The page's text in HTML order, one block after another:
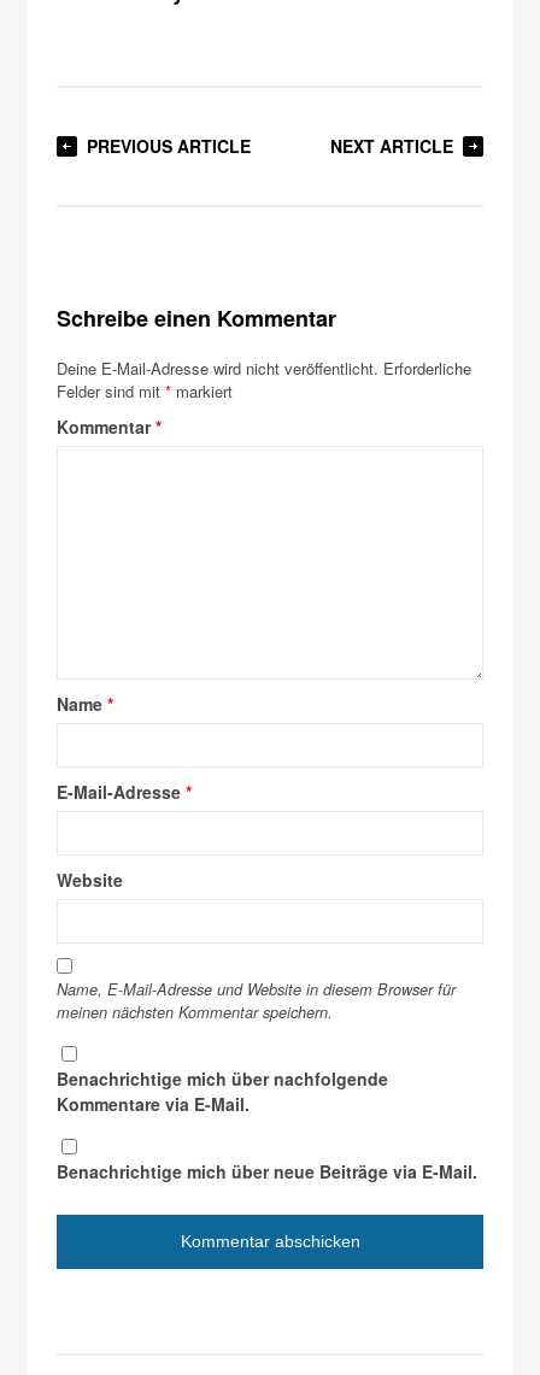
PREVIOUS ARTICLE NEXT ARTICLE
Schreibe einen Kommentar
Deine E-Mail-Adresse wird nicht veröffentlicht. Erforderliche
Felder sind mit* markiert
Kommentar*
Name*
E-Mail-Adresse*
Website
Name, E-Mail-Adresse und Website in diesem Browser für
meinen nächsten Kommentar speichern.
Benachrichtige mich über nachfolgende
Kommentare via E-Mail.
Benachrichtige mich über neue Beiträge via E-Mail.